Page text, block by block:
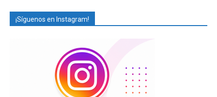
¡Síguenos en Instagram!